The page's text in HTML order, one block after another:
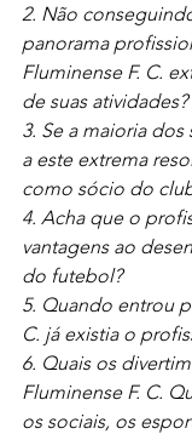
2. Não
panorama
Fluminense F. C.
de suas atividades?
3. Se a maioria
a este extrema
como sócio do
4. Acha que o
vantagens ao
do futebol?
5. Quando entrou
C. já existia o
6. Quais os
Fluminense F. C.
os sociais, os